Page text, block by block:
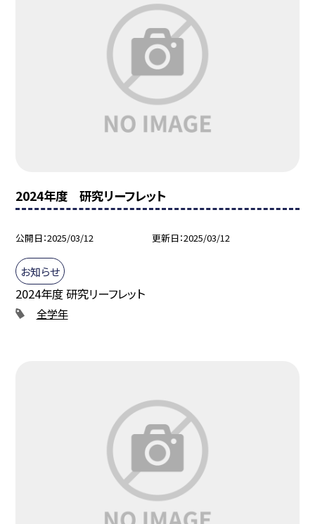
2024年度 研究リーフレット
公開日 2025/03/12 更新日 2025/03/12
お知らせ
2024年度 研究リーフレット
全学年